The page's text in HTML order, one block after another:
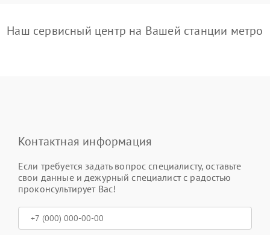
Наш сервисный центр на Вашей станции метро
Контактная информация
Если требуется задать вопрос специалисту, оставьте
свои данные и дежурный специалист с радостью
проконсультирует Вас!